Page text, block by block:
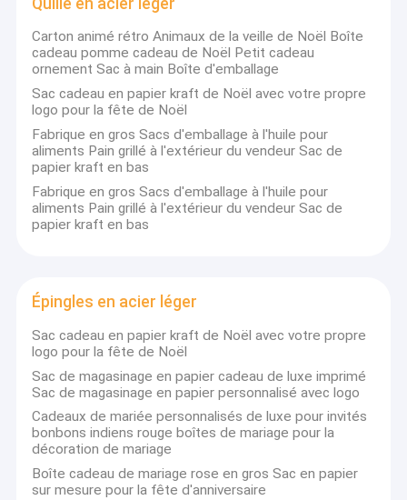
Carton animé rétro Animaux de la veille de Noël Boîte
cadeau pomme cadeau de Noël Petit cadeau
ornement Sac à main Boîte d'emballage
Sac cadeau en papier kraft de Noël avec votre propre
logo pour la fête de Noël
Fabrique en gros Sacs d'emballage à l'huile pour
aliments Pain grillé à l'extérieur du vendeur Sac de
papier kraft en bas
Fabrique en gros Sacs d'emballage à l'huile pour
aliments Pain grillé à l'extérieur du vendeur Sac de
papier kraft en bas
Épingles en acier léger
Sac cadeau en papier kraft de Noël avec votre propre
logo pour la fête de Noël
Sac de magasinage en papier cadeau de luxe imprimé
Sac de magasinage en papier personnalisé avec logo
Cadeaux de mariée personnalisés de luxe pour invités
bonbons indiens rouge boîtes de mariage pour la
décoration de mariage
Boîte cadeau de mariage rose en gros Sac en papier
sur mesure pour la fête d'anniversaire